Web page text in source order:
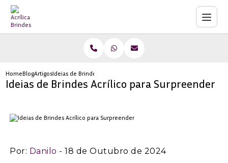
HomeBlogArtigosIdeias de Brindes Acrílico para Surpreender
Ideias de Brindes Acrílico para Surpreender
Por: Danilo - 18 de Outubro de 2024